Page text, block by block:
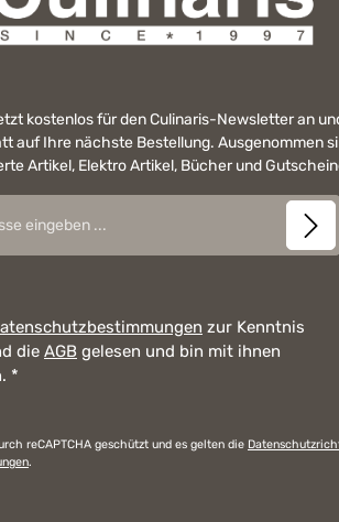
kostenlos für den Culinaris-Newsletter an
auf Ihre nächste Bestellung. Ausgenommen
Artikel, Elektro Artikel, Bücher und
zur Kenntnis
die AGB gelesen und bin mit ihnen
*
reCAPTCHA geschützt und es gelten die
.